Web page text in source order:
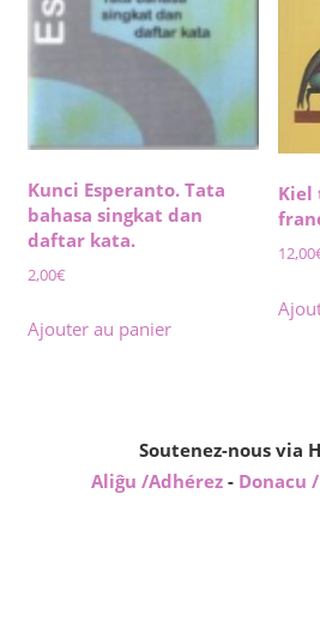
Kunci Esperanto. Tata
bahasa singkat dan
daftar kata.
2,00€
Ajouter au panier
Kiel
12,00
Soutenez-nous via
Aliĝu /Adhérez - Donacu